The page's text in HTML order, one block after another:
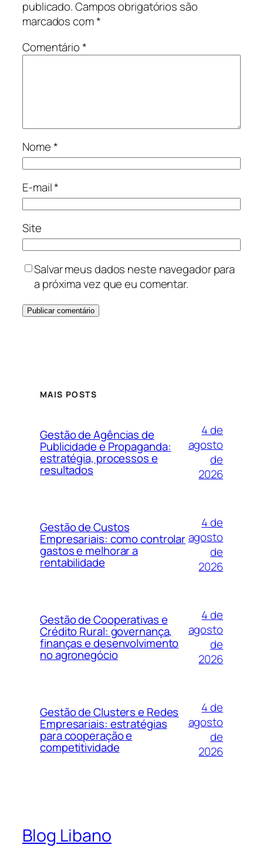
publicado.Campos obrigatórios são
marcados com*
Comentário*
Nome*
E-mail*
Site
Salvar meus dados neste navegador para
a próxima vez que eu comentar.
MAIS POSTS
Gestão de Agências de
Publicidade e Propaganda:
estratégia, processos e
resultados
4 de
agosto
de
2026
Gestão de Custos
Empresariais: como controlar
gastos e melhorar a
rentabilidade
4 de
agosto
de
2026
Gestão de Cooperativas e
Crédito Rural: governança,
finanças e desenvolvimento
no agronegócio
4 de
agosto
de
2026
Gestão de Clusters e Redes
Empresariais: estratégias
para cooperação e
competitividade
4 de
agosto
de
2026
Blog Libano